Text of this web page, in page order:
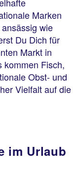
Marken
wie
Du Dich für
Markt in
kommen Fisch,
Obst- und
Vielfalt auf die
im Urlaub